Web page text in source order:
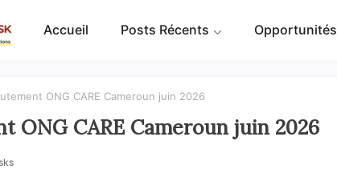
Accueil Posts Récents Opportunités
ONG CARE Cameroun juin 2026
ONG CARE Cameroun juin 2026